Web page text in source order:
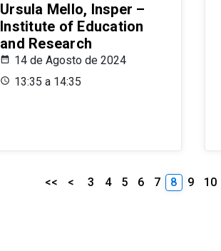
Ursula Mello, Insper –
Institute of Education
and Research
14 de Agosto de 2024
13:35 a 14:35
<< < 3 4 5 6 7 8 9 10